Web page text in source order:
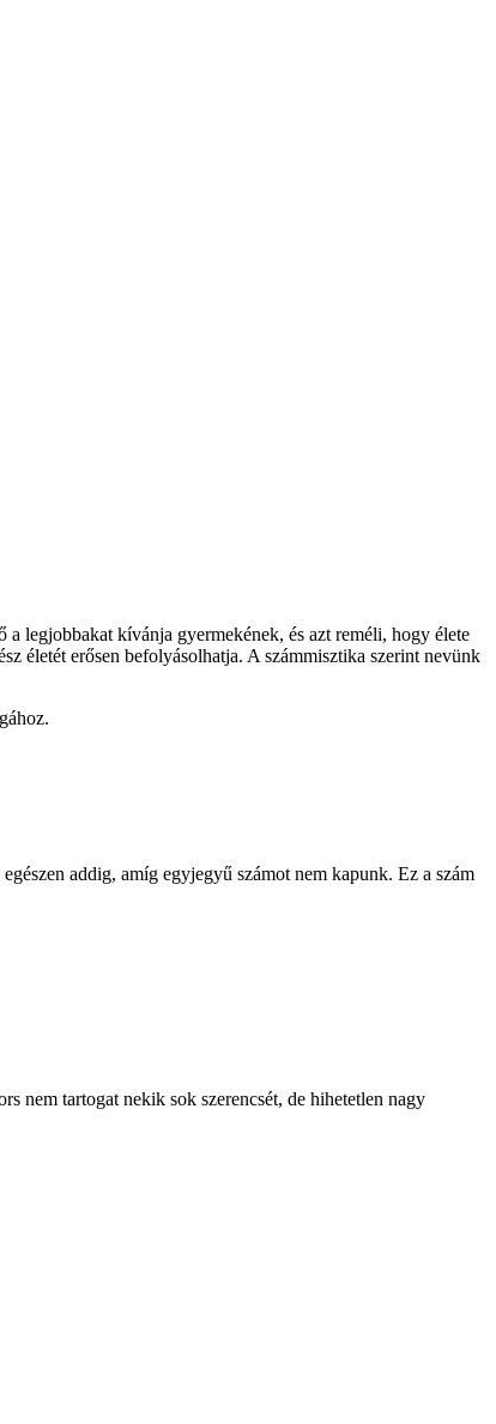
legjobbakat kívánja gyermekének, és azt reméli, hogy élete
életét erősen befolyásolhatja. A számmisztika szerint nevünk
addig, amíg egyjegyű számot nem kapunk. Ez a szám
nem tartogat nekik sok szerencsét, de hihetetlen nagy